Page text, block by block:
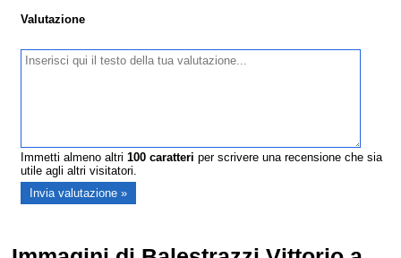
Valutazione
Immetti almeno altri100 caratteri per scrivere una recensione che sia
utile agli altri visitatori.